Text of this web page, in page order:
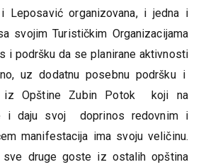
Leposavić organizovana, i jedna i
svojim Turističkim Organizacijama
i podršku da se planirane aktivnosti
uz dodatnu posebnu podršku i
iz Opštine Zubin Potok koji na
i daju svoj doprinos redovnim i
manifestacija ima svoju veličinu.
sve druge goste iz ostalih opština